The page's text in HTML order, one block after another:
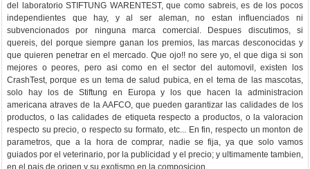
del laboratorio STIFTUNG WARENTEST, que como sabreis, es de los pocos
independientes que hay, y al ser aleman, no estan influenciados ni
subvencionados por ninguna marca comercial. Despues discutimos, si
quereis, del porque siempre ganan los premios, las marcas desconocidas y
que quieren penetrar en el mercado. Que ojo!! no sere yo, el que diga si son
mejores o peores, pero asi como en el sector del automovil, existen los
CrashTest, porque es un tema de salud pubica, en el tema de las mascotas,
solo hay los de Stiftung en Europa y los que hacen la administracion
americana atraves de la AAFCO, que pueden garantizar las calidades de los
productos, o las calidades de etiqueta respecto a productos, o la valoracion
respecto su precio, o respecto su formato, etc... En fin, respecto un monton de
parametros, que a la hora de comprar, nadie se fija, ya que solo vamos
guiados por el veterinario, por la publicidad y el precio; y ultimamente tambien,
en el pais de origen y su exotismo en la composicion.